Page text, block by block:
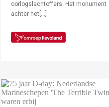
oorlogslachtoffers. Het monument
achter het[…]